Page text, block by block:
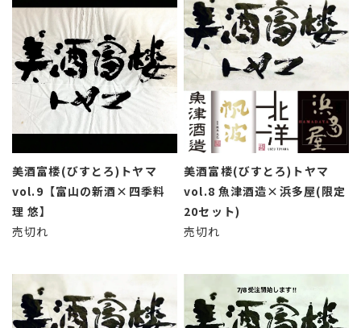
美酒富楼(びすとろ)トヤマ
vol.9【富山の新酒×四季料
理 悠】
売切れ
美酒富楼(びすとろ)トヤマ
vol.8 魚津酒造×浜多屋(限定
20セット)
売切れ